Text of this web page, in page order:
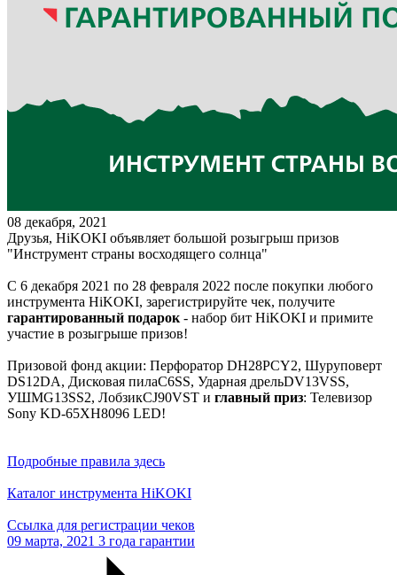
08 декабря, 2021
Друзья, HiKOKI объявляет большой розыгрыш призов
"Инструмент страны восходящего солнца"
С 6 декабря 2021 по 28 февраля 2022 после покупки любого
инструмента HiKOKI, зарегистрируйте чек, получите
гарантированный подарок - набор бит HiKOKI и примите
участие в розыгрыше призов!
Призовой фонд акции: Перфоратор DH28PCY2, Шуруповерт
DS12DA, Дисковая пилаC6SS, Ударная дрельDV13VSS,
УШМG13SS2, ЛобзикCJ90VST и главный приз: Телевизор
Sony KD-65XH8096 LED!
Подробные правила здесь
Каталог инструмента HiKOKI
Cсылка для регистрации чеков
09 марта, 2021 3 года гарантии